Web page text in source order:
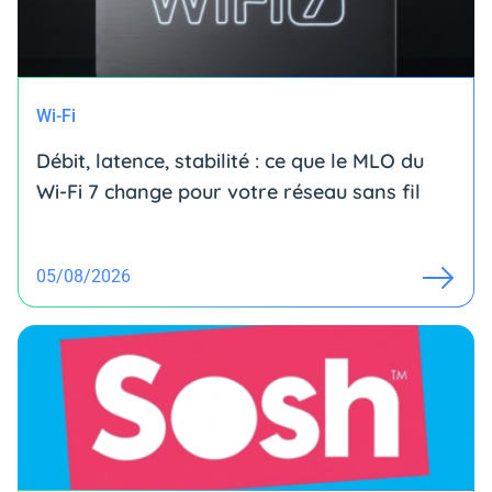
Wi-Fi
Débit, latence, stabilité : ce que le MLO du
Wi-Fi 7 change pour votre réseau sans fil
05/08/2026